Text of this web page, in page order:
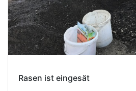
Rasen ist eingesät